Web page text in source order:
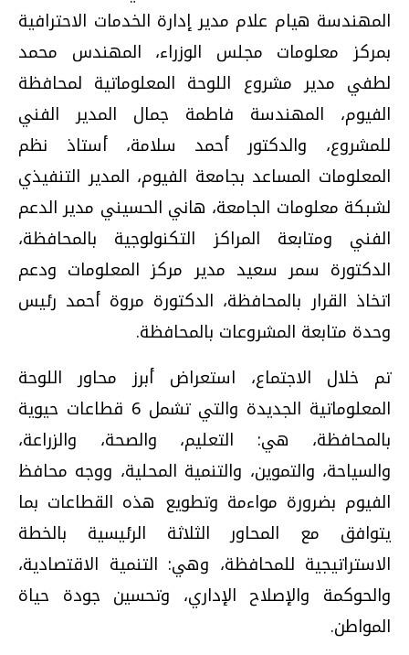
المهندسة هيام علام مدير إدارة الخدمات الاحترافية
بمركز معلومات مجلس الوزراء، المهندس محمد
لطفي مدير مشروع اللوحة المعلوماتية لمحافظة
الفيوم، المهندسة فاطمة جمال المدير الفني
للمشروع، والدكتور أحمد سلامة، أستاذ نظم
المعلومات المساعد بجامعة الفيوم، المدير التنفيذي
لشبكة معلومات الجامعة، هاني الحسيني مدير الدعم
الفني ومتابعة المراكز التكنولوجية بالمحافظة،
الدكتورة سمر سعيد مدير مركز المعلومات ودعم
اتخاذ القرار بالمحافظة، الدكتورة مروة أحمد رئيس
وحدة متابعة المشروعات بالمحافظة.
تم خلال الاجتماع، استعراض أبرز محاور اللوحة
المعلوماتية الجديدة والتي تشمل 6 قطاعات حيوية
بالمحافظة، هي: التعليم، والصحة، والزراعة،
والسياحة، والتموين، والتنمية المحلية، ووجه محافظ
الفيوم بضرورة مواءمة وتطويع هذه القطاعات بما
يتوافق مع المحاور الثلاثة الرئيسية بالخطة
الاستراتيجية للمحافظة، وهي: التنمية الاقتصادية،
والحوكمة والإصلاح الإداري، وتحسين جودة حياة
المواطن.